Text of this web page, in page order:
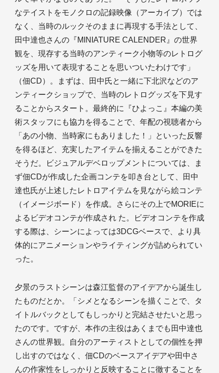
なテイストをモノクロの記録映像（アーカイブ）では
なく、当時のルックそのままに再現する手法として、
田中達也さんの『MINIATURE CALENDER』の世界
観を、現存する当時のアンティーク小物等のレトログ
ッズを用いて表現することを思いついたわけです」
（佃CD）。まずは、田中氏と一緒に下北沢などのア
ンティークショップで、当時のレトログッズを下見す
ることからスタート。最終的に『ひよっこ』本編の美
術スタッフにも協力を得ることで、年配の視聴者から
「あの小物、当時家にもありました！」といった反響
を得るほど、充実したアイテムを揃えることができた
そうだ。ビジュアルデベロップメントについては、ま
ず佃CDが作成した企画コンテを叩き台として、田中
達也氏が上述したレトロアイテムを見ながら絵コンテ
（イメージボード）を作成。さらにその上でMORIEに
よるビデオコンテが作成され た。ビデオコンテを作成
する際は、シーンによっては3DCGベースで、より具
体的にアニメーションやライティングが詰められてい
った。
夕景のラストシーンは森江監督のアイデアから誕生し
たものだとか。「シメとなるシーンを描くことで、タ
イトルバックとしてもしっかりと完結させたいと思っ
たのです。ですが、本作の主役はあくまでも田中達也
さんの世界観。自分のアーティストとしての個性を押
し出すのではなく、佃CDのベースアイデアや田中さ
んの作家性をしっかりと反映することに徹することを